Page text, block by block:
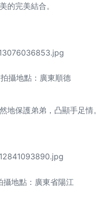
的完美結合。
攝地點：廣東順德
地保護弟弟，凸顯手足情。
攝地點：廣東省陽江